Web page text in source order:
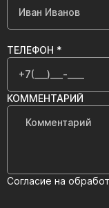
ТЕЛЕФОН *
КОММЕНТАРИЙ
Согласие на